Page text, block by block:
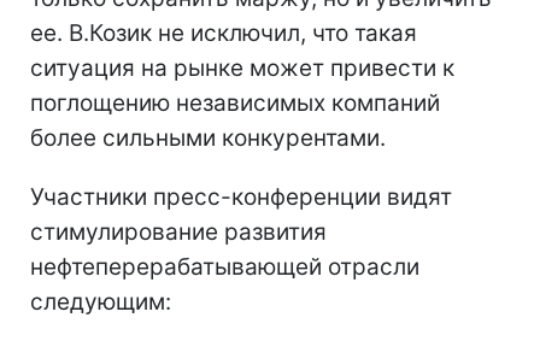
ее. В.Козик не исключил, что такая
ситуация на рынке может привести к
поглощению независимых компаний
более сильными конкурентами.
Участники пресс-конференции видят
стимулирование развития
нефтеперерабатывающей отрасли
следующим: